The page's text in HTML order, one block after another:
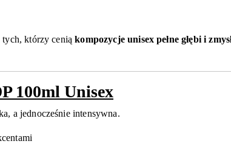
tych, którzy ceniąkompozycje unisex pełne głębi i
100ml Unisex
a jednocześnie intensywna.